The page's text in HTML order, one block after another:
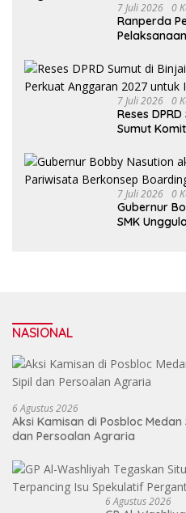
7 Juli 2026 0
Ranperda
Antara
7 Juli 2026 0
Reses
Sumut
7 Juli 2026 0
Gubernur
SMK
NASIONAL
6 Agustus 2026
Aksi Kamisan di Posbloc Medan
dan Persoalan Agraria
6 Agustus 2026